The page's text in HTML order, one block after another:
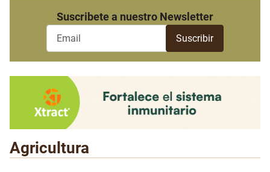
Suscribete a nuestro Newsletter
Agricultura